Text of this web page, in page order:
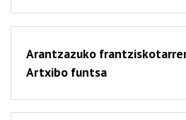
Arantzazuko
Artxibo funtsa